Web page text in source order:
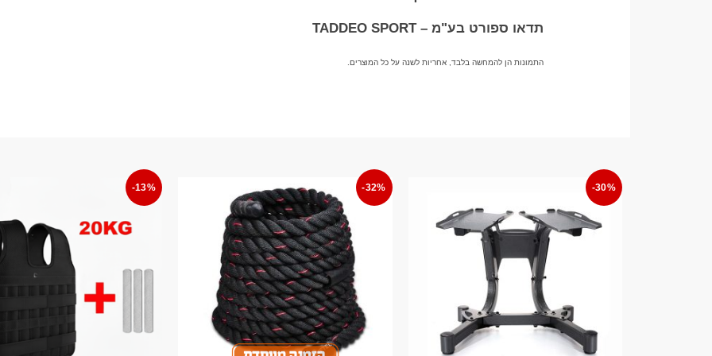
תדאו ספורט בע"מ – TADDEO SPORT
התמונות הן להמחשה בלבד, אחריות לשנה על כל המוצרים.
-30%
-32%
-13%